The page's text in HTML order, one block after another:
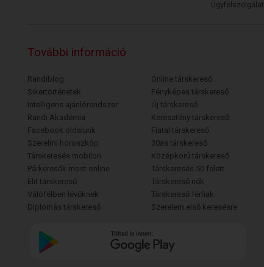
Ügyfélszolgálat
További információ
Randiblog
Sikertörténetek
Intelligens ajánlórendszer
Randi Akadémia
Facebook oldalunk
Szerelmi horoszkóp
Társkeresés mobilon
Párkeresők most online
Elit társkereső
Válófélben lévőknek
Diplomás társkereső
Online társkereső
Fényképes társkereső
Új társkereső
Keresztény társkereső
Fiatal társkereső
30as társkereső
Középkorú társkereső
Társkeresés 50 felett
Társkereső nők
Társkereső férfiak
Szerelem első keresésre